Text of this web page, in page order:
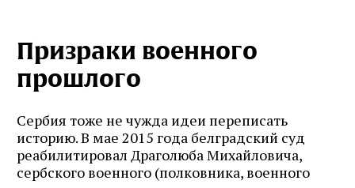
Призраки военного
прошлого
Сербия тоже не чужда идеи переписать
историю. В мае 2015 года белградский суд
реабилитировал Драголюба Михайловича,
сербского военного (полковника, военного